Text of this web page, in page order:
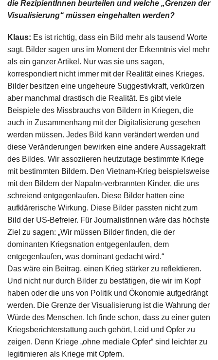
die RezipientInnen beurteilen und welche „Grenzen der
Visualisierung“ müssen eingehalten werden?
Klaus: Es ist richtig, dass ein Bild mehr als tausend Worte
sagt. Bilder sagen uns im Moment der Erkenntnis viel mehr
als ein ganzer Artikel. Nur was sie uns sagen,
korrespondiert nicht immer mit der Realität eines Krieges.
Bilder besitzen eine ungeheure Suggestivkraft, verkürzen
aber manchmal drastisch die Realität. Es gibt viele
Beispiele des Missbrauchs von Bildern in Kriegen, die
auch in Zusammenhang mit der Digitalisierung gesehen
werden müssen. Jedes Bild kann verändert werden und
diese Veränderungen bewirken eine andere Aussagekraft
des Bildes. Wir assoziieren heutzutage bestimmte Kriege
mit bestimmten Bildern. Den Vietnam-Krieg beispielsweise
mit den Bildern der Napalm-verbrannten Kinder, die uns
schreiend entgegenlaufen. Diese Bilder hatten eine
aufklärerische Wirkung. Diese Bilder passten nicht zum
Bild der US-Befreier. Für JournalistInnen wäre das höchste
Ziel zu sagen: „Wir müssen Bilder finden, die der
dominanten Kriegsnation entgegenlaufen, dem
entgegenlaufen, was dominant gedacht wird.“
Das wäre ein Beitrag, einen Krieg stärker zu reflektieren.
Und nicht nur durch Bilder zu bestätigen, die wir im Kopf
haben oder die uns von Politik und Ökonomie aufgedrängt
werden. Die Grenze der Visualisierung ist die Wahrung der
Würde des Menschen. Ich finde schon, dass zu einer guten
Kriegsberichterstattung auch gehört, Leid und Opfer zu
zeigen. Denn Kriege „ohne mediale Opfer“ sind leichter zu
legitimieren als Kriege mit Opfern.